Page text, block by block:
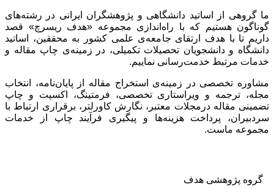
ما گروهی از اساتید دانشگاهی و پژوهشگران ایرانی در رشته‌های
گوناگون هستیم که با راه‌اندازی مجموعه «هدف ریسرچ» قصد
داریم تا با هدف ارتقای جامعه‌ی علمی کشور به محققین، اساتید
دانشگاه و دانشجویان تحصیلات تکمیلی، در زمینه‌ی چاپ مقاله و
خدمات مرتبط خدمت‌رسانی نماییم.
مشاوره تخصصی در زمینه‌ی استخراج مقاله از پایان‌نامه، انتخاب
مجله، ترجمه و ویراستاری تخصصی، فرمتینگ، اکسپت و چاپ
تضمینی مقاله درمجلات معتبر، نگارش کاورلتر، برقراری ارتباط با
سردبیران، پرداخت هزینه‌ها و پیگیری فرآیند چاپ از خدمات
مجموعه ماست.
گروه پژوهشی هدف